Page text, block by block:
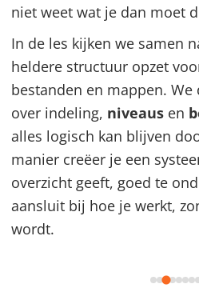
niet weet wat je dan moet
In de les kijken we samen
heldere structuur opzet
bestanden en mappen.
over indeling, niveaus en
alles logisch kan blijven
manier creëer je een
overzicht geeft, goed te
aansluit bij hoe je werkt,
wordt.